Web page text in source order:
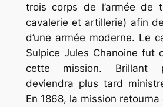
trois corps de l’armée de
cavalerie et artillerie) afin
d’une armée moderne. Le
Sulpice Jules Chanoine fut
cette mission. Brillant
deviendra plus tard
En 1868, la mission